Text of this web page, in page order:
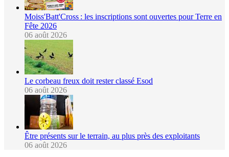
Moiss'Batt'Cross : les inscriptions sont ouvertes pour Terre en
Fête 2026
06 août 2026
Le corbeau freux doit rester classé Esod
06 août 2026
Être présents sur le terrain, au plus près des exploitants
06 août 2026